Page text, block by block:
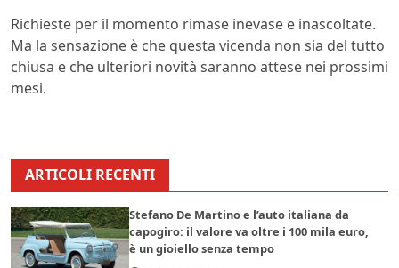
Richieste per il momento rimase inevase e inascoltate.
Ma la sensazione è che questa vicenda non sia del tutto
chiusa e che ulteriori novità saranno attese nei prossimi
mesi.
ARTICOLI RECENTI
Stefano De Martino e l’auto italiana da
capogiro: il valore va oltre i 100 mila euro,
è un gioiello senza tempo